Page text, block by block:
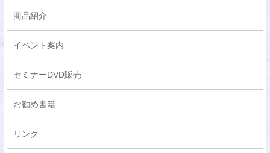
商品紹介
イベント案内
セミナーDVD販売
お勧め書籍
リンク